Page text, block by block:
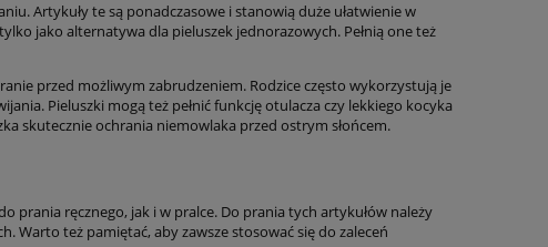
Artykuły te są ponadczasowe i stanowią duże ułatwienie w
jako alternatywa dla pieluszek jednorazowych. Pełnią one też
przed możliwym zabrudzeniem. Rodzice często wykorzystują je
Pieluszki mogą też pełnić funkcję otulacza czy lekkiego kocyka
skutecznie ochrania niemowlaka przed ostrym słońcem.
prania ręcznego, jak i w pralce. Do prania tych artykułów należy
Warto też pamiętać, aby zawsze stosować się do zaleceń